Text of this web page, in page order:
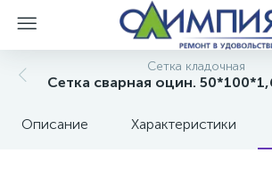
Сетка кладочная
Сетка сварная оцин.
Описание Характеристики